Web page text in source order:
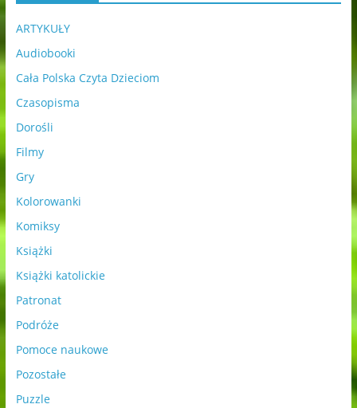
ARTYKUŁY
Audiobooki
Cała Polska Czyta Dzieciom
Czasopisma
Dorośli
Filmy
Gry
Kolorowanki
Komiksy
Książki
Książki katolickie
Patronat
Podróże
Pomoce naukowe
Pozostałe
Puzzle